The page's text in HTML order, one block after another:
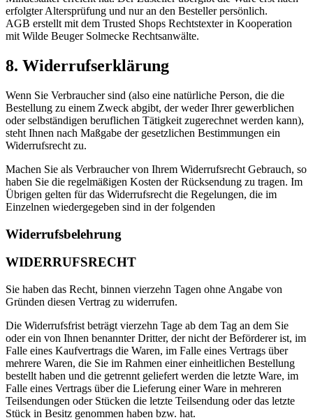
erfolgter Altersprüfung und nur an den Besteller persönlich.
AGB erstellt mit dem Trusted Shops Rechtstexter in Kooperation
mit Wilde Beuger Solmecke Rechtsanwälte.
8. Widerrufserklärung
Wenn Sie Verbraucher sind (also eine natürliche Person, die die
Bestellung zu einem Zweck abgibt, der weder Ihrer gewerblichen
oder selbständigen beruflichen Tätigkeit zugerechnet werden kann),
steht Ihnen nach Maßgabe der gesetzlichen Bestimmungen ein
Widerrufsrecht zu.
Machen Sie als Verbraucher von Ihrem Widerrufsrecht Gebrauch, so
haben Sie die regelmäßigen Kosten der Rücksendung zu tragen. Im
Übrigen gelten für das Widerrufsrecht die Regelungen, die im
Einzelnen wiedergegeben sind in der folgenden
Widerrufsbelehrung
WIDERRUFSRECHT
Sie haben das Recht, binnen vierzehn Tagen ohne Angabe von
Gründen diesen Vertrag zu widerrufen.
Die Widerrufsfrist beträgt vierzehn Tage ab dem Tag an dem Sie
oder ein von Ihnen benannter Dritter, der nicht der Beförderer ist, im
Falle eines Kaufvertrags die Waren, im Falle eines Vertrags über
mehrere Waren, die Sie im Rahmen einer einheitlichen Bestellung
bestellt haben und die getrennt geliefert werden die letzte Ware, im
Falle eines Vertrags über die Lieferung einer Ware in mehreren
Teilsendungen oder Stücken die letzte Teilsendung oder das letzte
Stück in Besitz genommen haben bzw. hat.